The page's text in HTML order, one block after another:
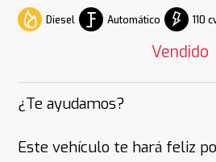
Diesel Automático 110
Vendido
¿Te ayudamos?
Este vehículo te hará feliz